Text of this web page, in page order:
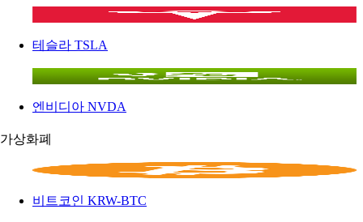
테슬라 TSLA
엔비디아 NVDA
가상화폐
비트코인 KRW-BTC